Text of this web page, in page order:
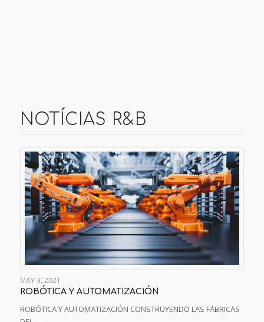
NOTÍCIAS R&B
MAY 3, 2021
ROBÓTICA Y AUTOMATIZACIÓN
ROBÓTICA Y AUTOMATIZACIÓN CONSTRUYENDO LAS FÁBRICAS